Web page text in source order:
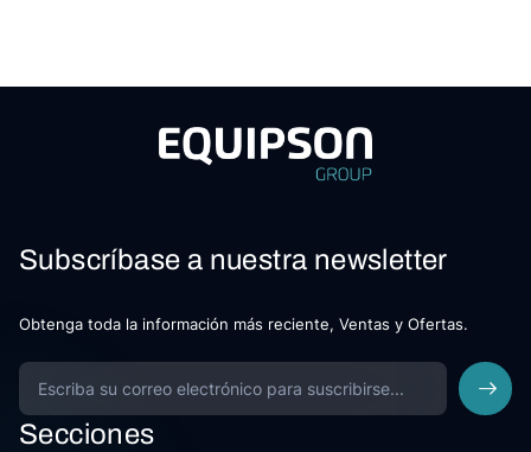
Subscríbase a nuestra newsletter
Obtenga toda la información más reciente, Ventas y Ofertas.
Secciones